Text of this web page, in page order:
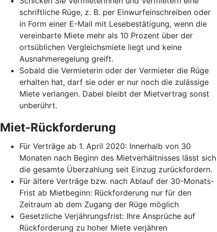
schriftliche Rüge, z. B. per Einwurfeinschreiben oder
in Form einer E-Mail mit Lesebestätigung, wenn die
vereinbarte Miete mehr als 10 Prozent über der
ortsüblichen Vergleichsmiete liegt und keine
Ausnahmeregelung greift.
Sobald die Vermieterin oder der Vermieter die Rüge
erhalten hat, darf sie oder er nur noch die zulässige
Miete verlangen. Dabei bleibt der Mietvertrag sonst
unberührt.
Miet-Rückforderung
Für Verträge ab 1. April 2020: Innerhalb von 30
Monaten nach Beginn des Mietverhältnisses lässt sich
die gesamte Überzahlung seit Einzug zurückfordern.
Für ältere Verträge bzw. nach Ablauf der 30-Monats-
Frist ab Mietbeginn: Rückforderung nur für den
Zeitraum ab dem Zugang der Rüge möglich
Gesetzliche Verjährungsfrist: Ihre Ansprüche auf
Rückforderung zu hoher Miete verjähren